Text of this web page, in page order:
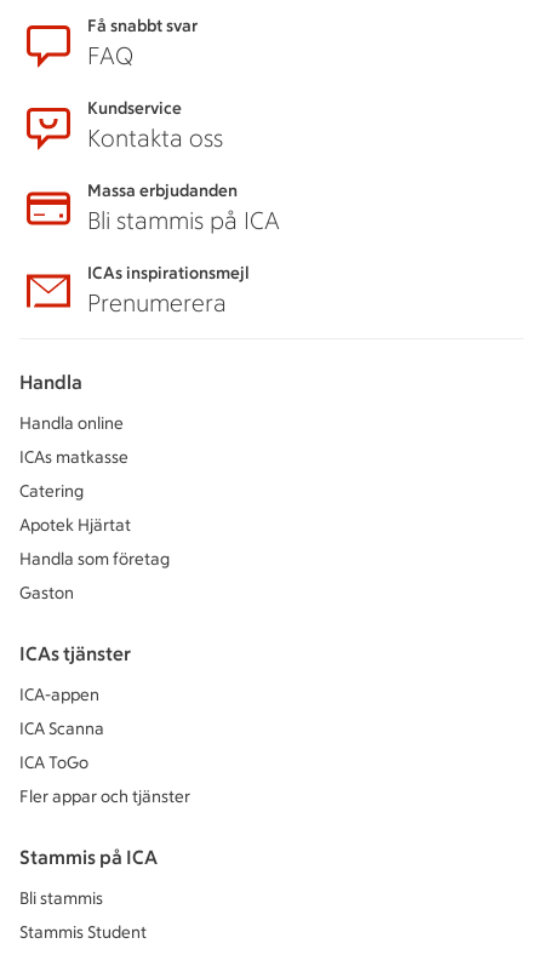
Få snabbt svar
FAQ
Kundservice
Kontakta oss
Massa erbjudanden
Bli stammis på ICA
ICAs inspirationsmejl
Prenumerera
Handla
Handla online
ICAs matkasse
Catering
Apotek Hjärtat
Handla som företag
Gaston
ICAs tjänster
ICA-appen
ICA Scanna
ICA ToGo
Fler appar och tjänster
Stammis på ICA
Bli stammis
Stammis Student